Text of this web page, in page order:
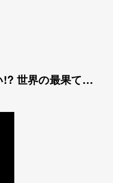
!? 世界の最果て…